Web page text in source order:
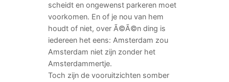
scheidt en ongewenst parkeren moet
voorkomen. En of je nou van hem
houdt of niet, over Ã©Ã©n ding is
iedereen het eens: Amsterdam zou
Amsterdam niet zijn zonder het
Amsterdammertje.
Toch zijn de vooruitzichten somber